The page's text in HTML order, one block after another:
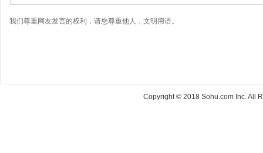
我们尊重网友发言的权利，请您尊重他人，文明用语。
Copyright © 2018 Sohu.com Inc. All